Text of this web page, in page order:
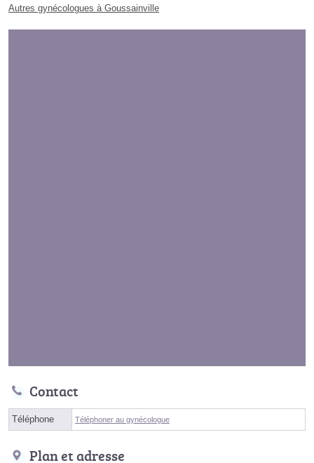
Autres gynécologues à Goussainville
Contact
Téléphone Téléphoner au gynécologue
Plan et adresse